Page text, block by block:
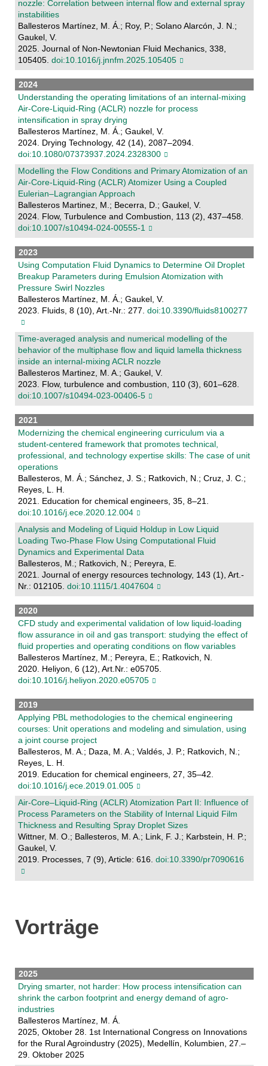
nozzle: Correlation between internal flow and external spray
instabilities
Ballesteros Martínez, M. Á.; Roy, P.; Solano Alarcón, J. N.;
Gaukel, V.
2025. Journal of Non-Newtonian Fluid Mechanics, 338,
105405. doi:10.1016/j.jnnfm.2025.105405
2024
Understanding the operating limitations of an internal-mixing
Air-Core-Liquid-Ring (ACLR) nozzle for process
intensification in spray drying
Ballesteros Martínez, M. Á.; Gaukel, V.
2024. Drying Technology, 42 (14), 2087–2094.
doi:10.1080/07373937.2024.2328300
Modelling the Flow Conditions and Primary Atomization of an
Air-Core-Liquid-Ring (ACLR) Atomizer Using a Coupled
Eulerian–Lagrangian Approach
Ballesteros Martinez, M.; Becerra, D.; Gaukel, V.
2024. Flow, Turbulence and Combustion, 113 (2), 437–458.
doi:10.1007/s10494-024-00555-1
2023
Using Computation Fluid Dynamics to Determine Oil Droplet
Breakup Parameters during Emulsion Atomization with
Pressure Swirl Nozzles
Ballesteros Martínez, M. Á.; Gaukel, V.
2023. Fluids, 8 (10), Art.-Nr.: 277. doi:10.3390/fluids8100277
Time-averaged analysis and numerical modelling of the
behavior of the multiphase flow and liquid lamella thickness
inside an internal-mixing ACLR nozzle
Ballesteros Martinez, M. A.; Gaukel, V.
2023. Flow, turbulence and combustion, 110 (3), 601–628.
doi:10.1007/s10494-023-00406-5
2021
Modernizing the chemical engineering curriculum via a
student-centered framework that promotes technical,
professional, and technology expertise skills: The case of unit
operations
Ballesteros, M. Á.; Sánchez, J. S.; Ratkovich, N.; Cruz, J. C.;
Reyes, L. H.
2021. Education for chemical engineers, 35, 8–21.
doi:10.1016/j.ece.2020.12.004
Analysis and Modeling of Liquid Holdup in Low Liquid
Loading Two-Phase Flow Using Computational Fluid
Dynamics and Experimental Data
Ballesteros, M.; Ratkovich, N.; Pereyra, E.
2021. Journal of energy resources technology, 143 (1), Art.-
Nr.: 012105. doi:10.1115/1.4047604
2020
CFD study and experimental validation of low liquid-loading
flow assurance in oil and gas transport: studying the effect of
fluid properties and operating conditions on flow variables
Ballesteros Martínez, M.; Pereyra, E.; Ratkovich, N.
2020. Heliyon, 6 (12), Art.Nr.: e05705.
doi:10.1016/j.heliyon.2020.e05705
2019
Applying PBL methodologies to the chemical engineering
courses: Unit operations and modeling and simulation, using
a joint course project
Ballesteros, M. A.; Daza, M. A.; Valdés, J. P.; Ratkovich, N.;
Reyes, L. H.
2019. Education for chemical engineers, 27, 35–42.
doi:10.1016/j.ece.2019.01.005
Air-Core–Liquid-Ring (ACLR) Atomization Part II: Influence of
Process Parameters on the Stability of Internal Liquid Film
Thickness and Resulting Spray Droplet Sizes
Wittner, M. O.; Ballesteros, M. A.; Link, F. J.; Karbstein, H. P.;
Gaukel, V.
2019. Processes, 7 (9), Article: 616. doi:10.3390/pr7090616
Vorträge
2025
Drying smarter, not harder: How process intensification can
shrink the carbon footprint and energy demand of agro-
industries
Ballesteros Martínez, M. Á.
2025, Oktober 28. 1st International Congress on Innovations
for the Rural Agroindustry (2025), Medellín, Kolumbien, 27.–
29. Oktober 2025